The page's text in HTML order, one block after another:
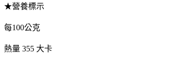
★營養標示
每100公克
熱量 355 大卡